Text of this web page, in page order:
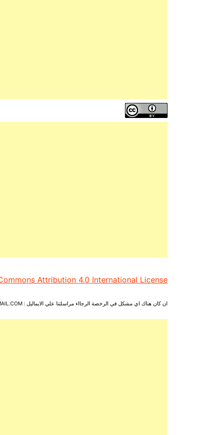
Attribution 4.0 International License
ان كان هناك اي مشكل في الرخصة الرجااء مراسلتنا علي الايماليل : MAKTABATIIEBOOK@GMAIL.COM